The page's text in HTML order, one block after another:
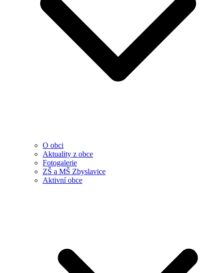
O obci
Aktuality z obce
Fotogalerie
ZŠ a MŠ Zbyslavice
Aktivní obce